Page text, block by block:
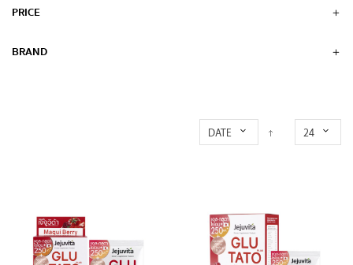
PRICE
BRAND
DATE 24